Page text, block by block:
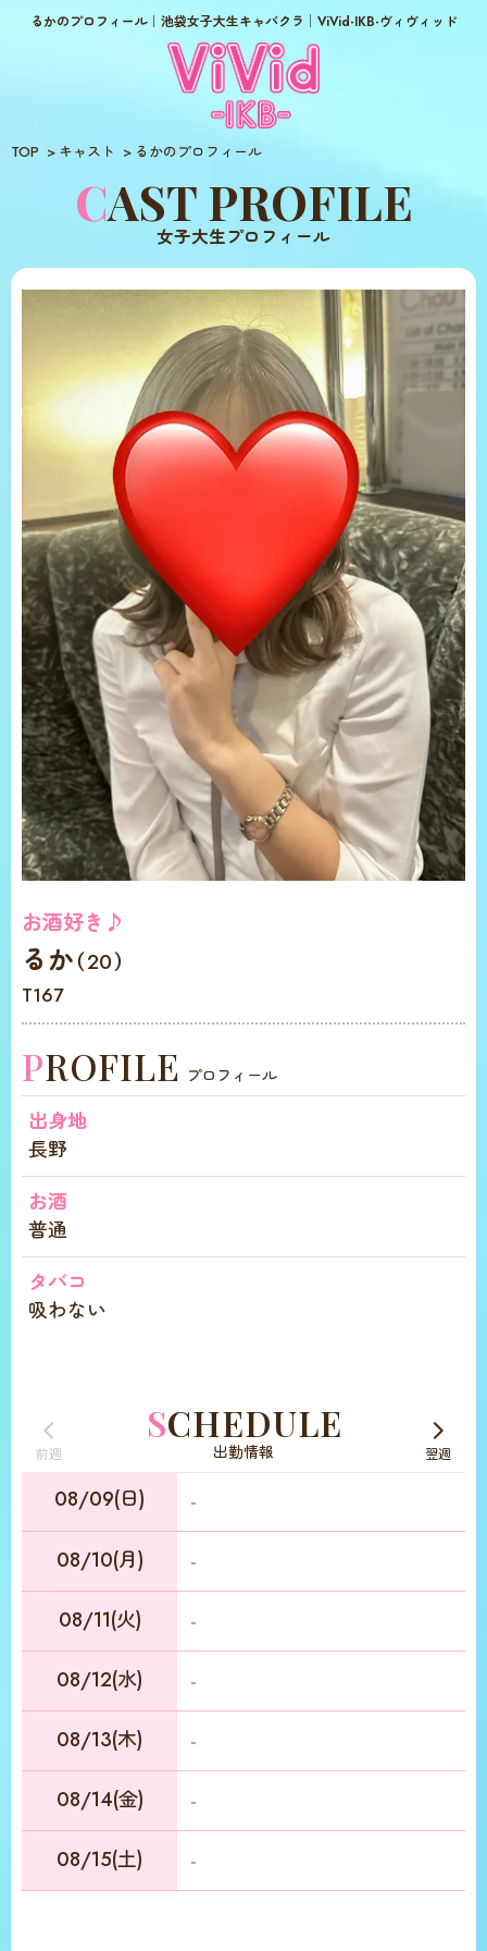
るかのプロフィール｜池袋女子大生キャバクラ│ViVid-IKB-ヴィヴィッド
TOP キャスト るかのプロフィール
CAST PROFILE
女子大生プロフィール
お酒好き♪
るか（20）
T167
PROFILE プロフィール
出身地
長野
お酒
普通
タバコ
吸わない
SCHEDULE
出勤情報
前週 翌週
08/09(日) -
08/10(月) -
08/11(火) -
08/12(水) -
08/13(木) -
08/14(金) -
08/15(土) -